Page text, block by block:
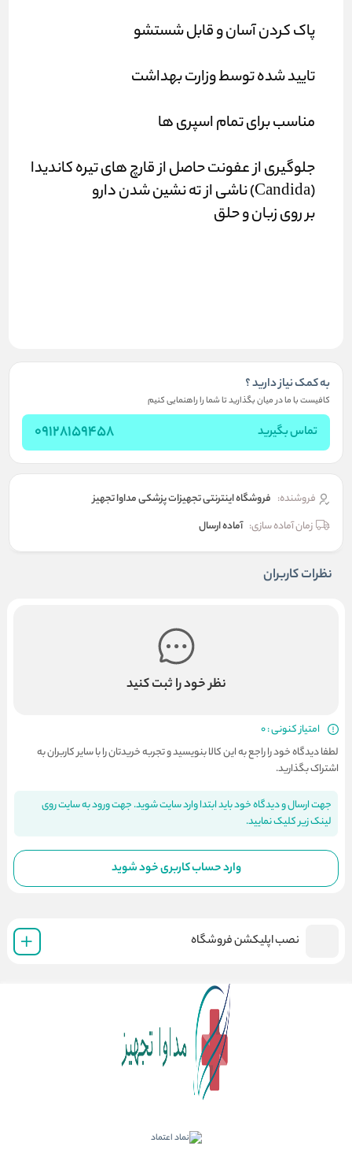
پاک کردن آسان و قابل شستشو
تایید شده توسط وزارت بهداشت
مناسب برای تمام اسپری ها
جلوگیری از عفونت حاصل از قارچ های تیره کاندیدا
(Candida) ناشی از ته نشین شدن دارو
بر روی زبان و حلق
به کمک نیاز دارید ؟
کافیست با ما در میان بگذارید تا شما را راهنمایی کنیم
تماس بگیرید 09128159458
فروشنده: فروشگاه اینترنتی تجهیزات پزشکی مداوا تجهیز
زمان آماده سازی: آماده ارسال
نظرات کاربران
نظر خود را ثبت کنید
امتیاز کنونی : 0
لطفا دیدگاه خود را راجع به این کالا بنویسید و تجربه خریدتان را با سایر کاربران به
اشتراک بگذارید.
جهت ارسال و دیدگاه خود باید ابتدا وارد سایت شوید. جهت ورود به سایت روی
لینک زیر کلیک نمایید.
وارد حساب کاربری خود شوید
نصب اپلیکشن فروشگاه